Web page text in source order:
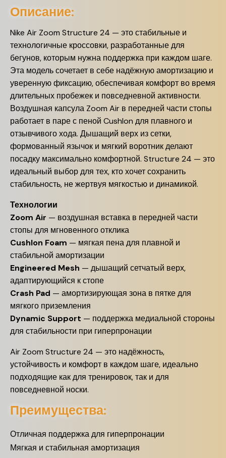
Описание:
Nike Air Zoom Structure 24 — это стабильные и
технологичные кроссовки, разработанные для
бегунов, которым нужна поддержка при каждом шаге.
Эта модель сочетает в себе надёжную амортизацию и
уверенную фиксацию, обеспечивая комфорт во время
длительных пробежек и повседневной активности.
Воздушная капсула Zoom Air в передней части стопы
работает в паре с пеной Cushlon для плавного и
отзывчивого хода. Дышащий верх из сетки,
формованный язычок и мягкий воротник делают
посадку максимально комфортной. Structure 24 — это
идеальный выбор для тех, кто хочет сохранить
стабильность, не жертвуя мягкостью и динамикой.
Технологии
Zoom Air — воздушная вставка в передней части
стопы для мгновенного отклика
Cushlon Foam — мягкая пена для плавной и
стабильной амортизации
Engineered Mesh — дышащий сетчатый верх,
адаптирующийся к стопе
Crash Pad — амортизирующая зона в пятке для
мягкого приземления
Dynamic Support — поддержка медиальной стороны
для стабильности при гиперпронации
Air Zoom Structure 24 — это надёжность,
устойчивость и комфорт в каждом шаге, идеально
подходящие как для тренировок, так и для
повседневной носки.
Преимущества:
Отличная поддержка для гиперпронации
Мягкая и стабильная амортизация